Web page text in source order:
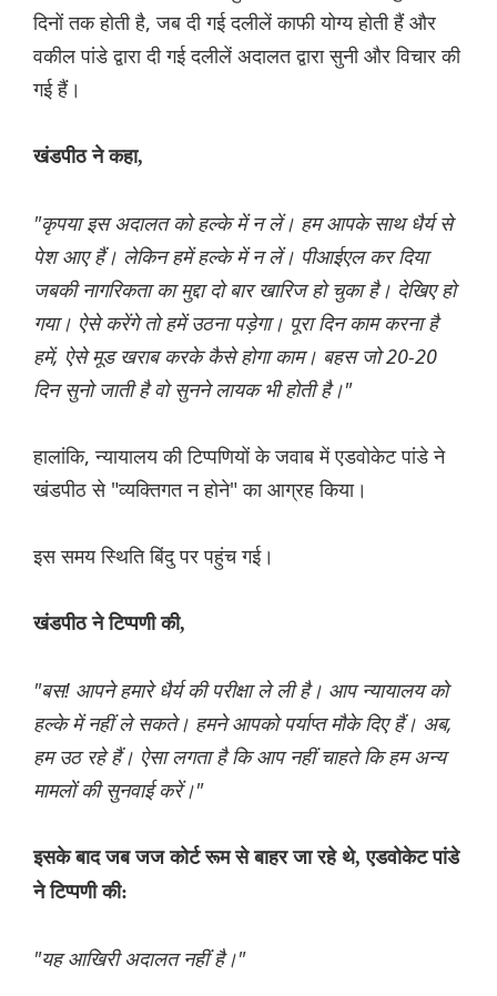
दिनों तक होती है, जब दी गई दलीलें काफी योग्य होती हैं और
वकील पांडे द्वारा दी गई दलीलें अदालत द्वारा सुनी और विचार की
गई हैं।
खंडपीठ ने कहा,
"कृपया इस अदालत को हल्के में न लें। हम आपके साथ धैर्य से
पेश आए हैं। लेकिन हमें हल्के में न लें। पीआईएल कर दिया
जबकी नागरिकता का मुद्दा दो बार खारिज हो चुका है। देखिए हो
गया। ऐसे करेंगे तो हमें उठना पड़ेगा। पूरा दिन काम करना है
हमें, ऐसे मूड खराब करके कैसे होगा काम। बहस जो 20-20
दिन सुनो जाती है वो सुनने लायक भी होती है।"
हालांकि, न्यायालय की टिप्पणियों के जवाब में एडवोकेट पांडे ने
खंडपीठ से "व्यक्तिगत न होने" का आग्रह किया।
इस समय स्थिति बिंदु पर पहुंच गई।
खंडपीठ ने टिप्पणी की,
"बस! आपने हमारे धैर्य की परीक्षा ले ली है। आप न्यायालय को
हल्के में नहीं ले सकते। हमने आपको पर्याप्त मौके दिए हैं। अब,
हम उठ रहे हैं। ऐसा लगता है कि आप नहीं चाहते कि हम अन्य
मामलों की सुनवाई करें।"
इसके बाद जब जज कोर्ट रूम से बाहर जा रहे थे, एडवोकेट पांडे
ने टिप्पणी की:
"यह आखिरी अदालत नहीं है।"